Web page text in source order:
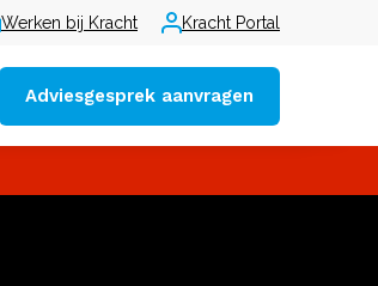
Werken bij Kracht Kracht Portal
Adviesgesprek aanvragen